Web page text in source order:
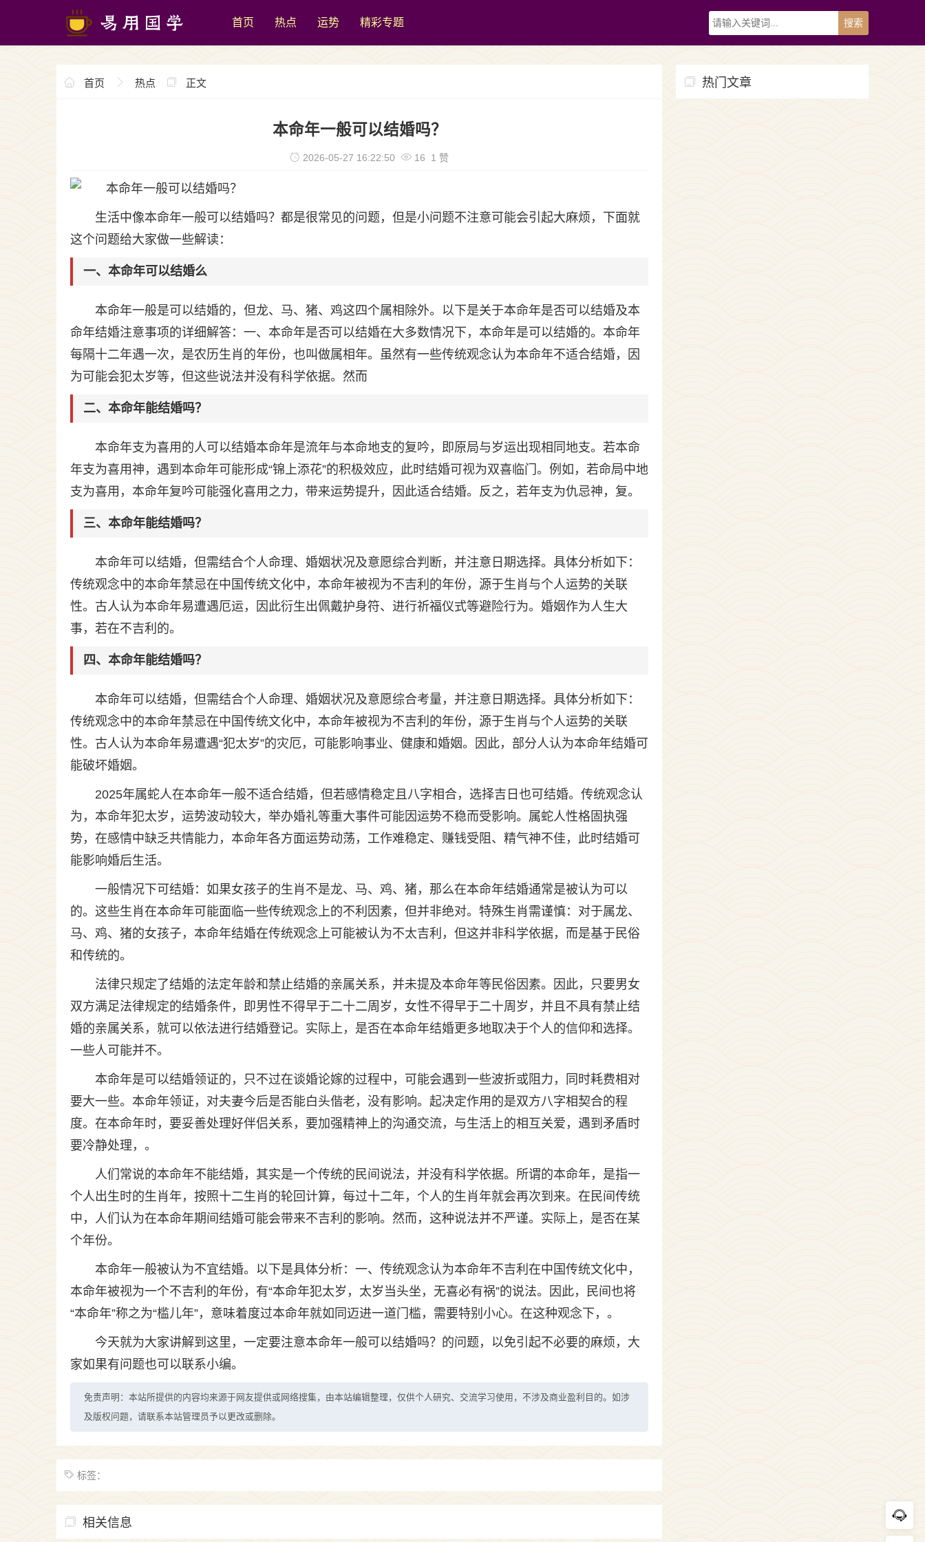
首页 热点 运势 精彩专题
首页 热点 正文
本命年一般可以结婚吗？
2026-05-27 16:22:50 16 1 赞
生活中像本命年一般可以结婚吗？都是很常见的问题，但是小问题不注意可能会引起大麻烦，下面就
这个问题给大家做一些解读：
一、本命年可以结婚么
本命年一般是可以结婚的，但龙、马、猪、鸡这四个属相除外。以下是关于本命年是否可以结婚及本
命年结婚注意事项的详细解答：一、本命年是否可以结婚在大多数情况下，本命年是可以结婚的。本命年
每隔十二年遇一次，是农历生肖的年份，也叫做属相年。虽然有一些传统观念认为本命年不适合结婚，因
为可能会犯太岁等，但这些说法并没有科学依据。然而
二、本命年能结婚吗？
本命年支为喜用的人可以结婚本命年是流年与本命地支的复吟，即原局与岁运出现相同地支。若本命
年支为喜用神，遇到本命年可能形成“锦上添花”的积极效应，此时结婚可视为双喜临门。例如，若命局中地
支为喜用，本命年复吟可能强化喜用之力，带来运势提升，因此适合结婚。反之，若年支为仇忌神，复。
三、本命年能结婚吗？
本命年可以结婚，但需结合个人命理、婚姻状况及意愿综合判断，并注意日期选择。具体分析如下：
传统观念中的本命年禁忌在中国传统文化中，本命年被视为不吉利的年份，源于生肖与个人运势的关联
性。古人认为本命年易遭遇厄运，因此衍生出佩戴护身符、进行祈福仪式等避险行为。婚姻作为人生大
事，若在不吉利的。
四、本命年能结婚吗？
本命年可以结婚，但需结合个人命理、婚姻状况及意愿综合考量，并注意日期选择。具体分析如下：
传统观念中的本命年禁忌在中国传统文化中，本命年被视为不吉利的年份，源于生肖与个人运势的关联
性。古人认为本命年易遭遇“犯太岁”的灾厄，可能影响事业、健康和婚姻。因此，部分人认为本命年结婚可
能破坏婚姻。
2025年属蛇人在本命年一般不适合结婚，但若感情稳定且八字相合，选择吉日也可结婚。传统观念认
为，本命年犯太岁，运势波动较大，举办婚礼等重大事件可能因运势不稳而受影响。属蛇人性格固执强
势，在感情中缺乏共情能力，本命年各方面运势动荡，工作难稳定、赚钱受阻、精气神不佳，此时结婚可
能影响婚后生活。
一般情况下可结婚：如果女孩子的生肖不是龙、马、鸡、猪，那么在本命年结婚通常是被认为可以
的。这些生肖在本命年可能面临一些传统观念上的不利因素，但并非绝对。特殊生肖需谨慎：对于属龙、
马、鸡、猪的女孩子，本命年结婚在传统观念上可能被认为不太吉利，但这并非科学依据，而是基于民俗
和传统的。
法律只规定了结婚的法定年龄和禁止结婚的亲属关系，并未提及本命年等民俗因素。因此，只要男女
双方满足法律规定的结婚条件，即男性不得早于二十二周岁，女性不得早于二十周岁，并且不具有禁止结
婚的亲属关系，就可以依法进行结婚登记。实际上，是否在本命年结婚更多地取决于个人的信仰和选择。
一些人可能并不。
本命年是可以结婚领证的，只不过在谈婚论嫁的过程中，可能会遇到一些波折或阻力，同时耗费相对
要大一些。本命年领证，对夫妻今后是否能白头偕老，没有影响。起决定作用的是双方八字相契合的程
度。在本命年时，要妥善处理好伴侣关系，要加强精神上的沟通交流，与生活上的相互关爱，遇到矛盾时
要冷静处理，。
人们常说的本命年不能结婚，其实是一个传统的民间说法，并没有科学依据。所谓的本命年，是指一
个人出生时的生肖年，按照十二生肖的轮回计算，每过十二年，个人的生肖年就会再次到来。在民间传统
中，人们认为在本命年期间结婚可能会带来不吉利的影响。然而，这种说法并不严谨。实际上，是否在某
个年份。
本命年一般被认为不宜结婚。以下是具体分析：一、传统观念认为本命年不吉利在中国传统文化中，
本命年被视为一个不吉利的年份，有“本命年犯太岁，太岁当头坐，无喜必有祸”的说法。因此，民间也将
“本命年”称之为“槛儿年”，意味着度过本命年就如同迈进一道门槛，需要特别小心。在这种观念下，。
今天就为大家讲解到这里，一定要注意本命年一般可以结婚吗？的问题，以免引起不必要的麻烦，大
家如果有问题也可以联系小编。
免责声明：本站所提供的内容均来源于网友提供或网络搜集，由本站编辑整理，仅供个人研究、交流学习使用，不涉及商业盈利目的。如涉
及版权问题，请联系本站管理员予以更改或删除。
标签：
相关信息
热门文章